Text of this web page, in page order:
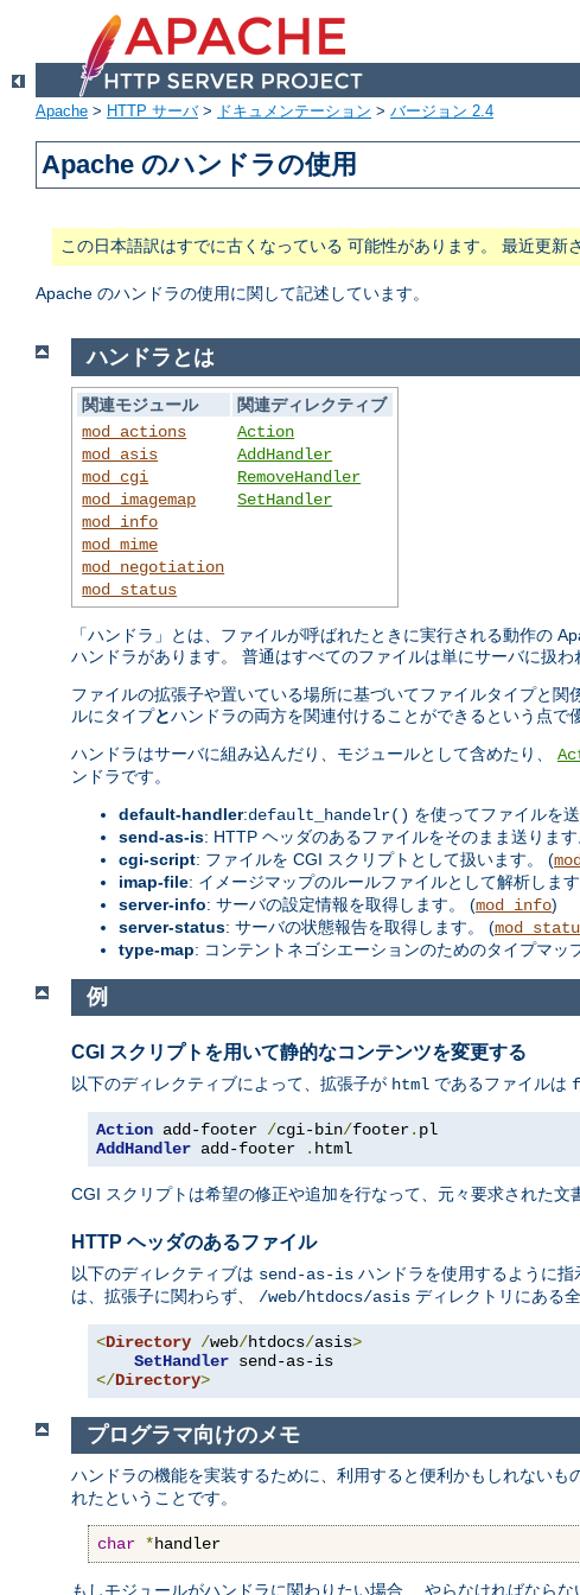
Apache > HTTP サーバ> ドキュメンテーション > バージョン 2.4
Apache のハンドラの使用
この日本語訳はすでに古くなっている 可能性があります。 最近更新
Apache のハンドラの使用に関して記述しています。
ハンドラとは
関連モジュール
関連ディレクティブ
mod_actions
mod_asis
mod_cgi
mod_imagemap
mod_info
mod_mime
mod_negotiation
mod_status
Action
AddHandler
RemoveHandler
SetHandler
「ハンドラ」とは、ファイルが呼ばれたときに実行される動作の
ハンドラがあります。 普通はすべてのファイルは単にサーバに扱
ファイルの拡張子や置いている場所に基づいてファイルタイプと
ルにタイプとハンドラの両方を関連付けることができるという点で
ハンドラはサーバに組み込んだり、モジュールとして含めたり、
ンドラです。
default-handler:default_handelr() を使ってファイルを
send-as-is: HTTP ヘッダのあるファイルをそのまま送りま
cgi-script: ファイルを CGI スクリプトとして扱います。 (
imap-file: イメージマップのルールファイルとして解析しま
server-info: サーバの設定情報を取得します。 (mod_info)
server-status: サーバの状態報告を取得します。 (
type-map: コンテントネゴシエーションのためのタイプマッ
例
CGI スクリプトを用いて静的なコンテンツを変更する
以下のディレクティブによって、拡張子が html であるファイルは
Action add-footer /cgi-bin/footer.
AddHandler add-footer . html
CGI スクリプトは希望の修正や追加を行なって、元々要求された文
HTTP ヘッダのあるファイル
以下のディレクティブは send-as-is ハンドラを使用するように
は、拡張子に関わらず、 /web/htdocs/asis ディレクトリにある
<Directory /web/htdocs/asis>
SetHandler
</Directory>
プログラマ向けのメモ
ハンドラの機能を実装するために、利用すると便利かもしれないも
れたということです。
char *handler
もしモジュールがハンドラに関わりたい場合、 やらなければなら